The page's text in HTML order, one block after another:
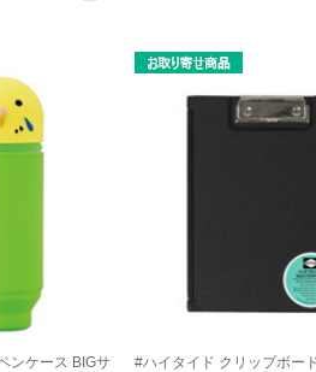
ンケース BIGサ
#ハイタイド クリップボー